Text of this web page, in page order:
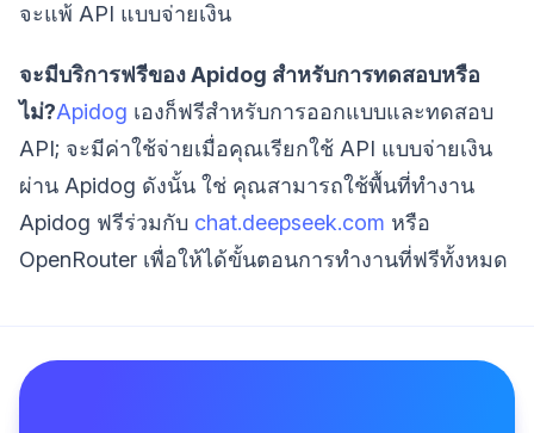
จะแพ้ API แบบจ่ายเงิน
จะมีบริการฟรีของ Apidog สำหรับการทดสอบหรือ
ไม่?Apidog เองก็ฟรีสำหรับการออกแบบและทดสอบ
API; จะมีค่าใช้จ่ายเมื่อคุณเรียกใช้ API แบบจ่ายเงิน
ผ่าน Apidog ดังนั้น ใช่ คุณสามารถใช้พื้นที่ทำงาน
Apidog ฟรีร่วมกับ chat.deepseek.com หรือ
OpenRouter เพื่อให้ได้ขั้นตอนการทำงานที่ฟรีทั้งหมด